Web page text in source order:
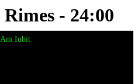
- 24:00
Iubit